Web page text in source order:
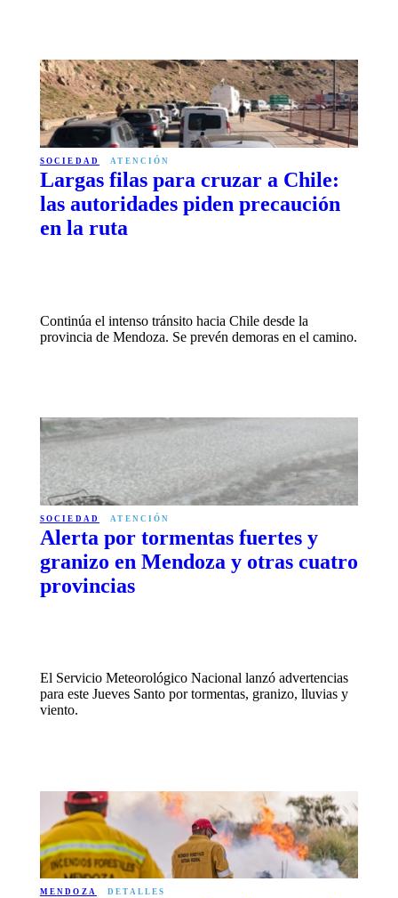
SOCIEDAD ATENCIÓN
Largas filas para cruzar a Chile:
las autoridades piden precaución
en la ruta
Continúa el intenso tránsito hacia Chile desde la
provincia de Mendoza. Se prevén demoras en el camino.
SOCIEDAD ATENCIÓN
Alerta por tormentas fuertes y
granizo en Mendoza y otras cuatro
provincias
El Servicio Meteorológico Nacional lanzó advertencias
para este Jueves Santo por tormentas, granizo, lluvias y
viento.
MENDOZA DETALLES